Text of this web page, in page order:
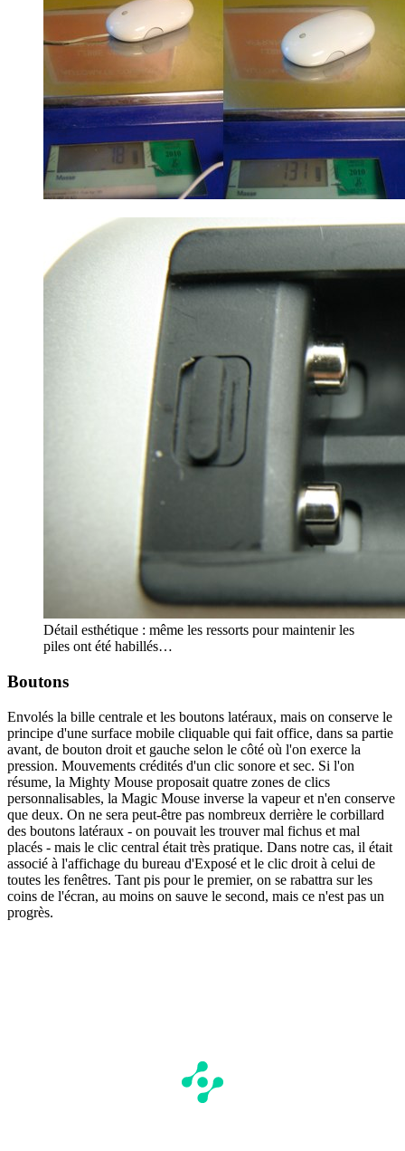
Détail esthétique : même les ressorts pour maintenir les
piles ont été habillés…
Boutons
Envolés la bille centrale et les boutons latéraux, mais on conserve le
principe d'une surface mobile cliquable qui fait office, dans sa partie
avant, de bouton droit et gauche selon le côté où l'on exerce la
pression. Mouvements crédités d'un clic sonore et sec. Si l'on
résume, la Mighty Mouse proposait quatre zones de clics
personnalisables, la Magic Mouse inverse la vapeur et n'en conserve
que deux. On ne sera peut-être pas nombreux derrière le corbillard
des boutons latéraux - on pouvait les trouver mal fichus et mal
placés - mais le clic central était très pratique. Dans notre cas, il était
associé à l'affichage du bureau d'Exposé et le clic droit à celui de
toutes les fenêtres. Tant pis pour le premier, on se rabattra sur les
coins de l'écran, au moins on sauve le second, mais ce n'est pas un
progrès.